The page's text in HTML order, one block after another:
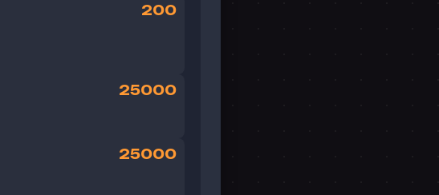
200
25000
25000